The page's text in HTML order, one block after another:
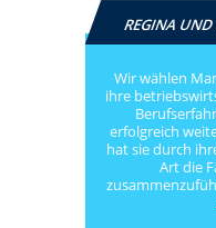
REGINA
Wir wählen
ihre
erfolgreich
hat sie durch
Art die